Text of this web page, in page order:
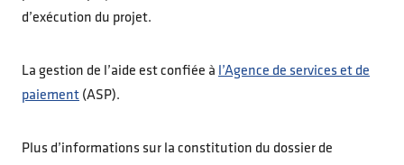
d’exécution du projet.
La gestion de l’aide est confiée à l’Agence de services et de
paiement (ASP).
Plus d’informations sur la constitution du dossier de